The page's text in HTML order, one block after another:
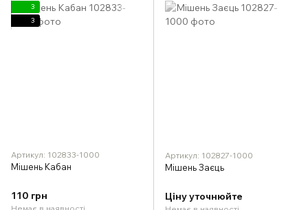
3
3
Артикул: 102833-1000
Мішень Кабан
110 грн
Артикул: 102827-1000
Мішень Заєць
Ціну уточнюйте